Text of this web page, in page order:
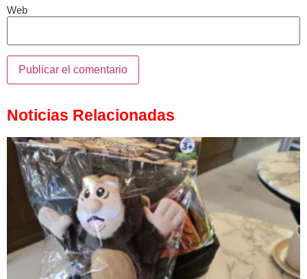
Web
Noticias Relacionadas